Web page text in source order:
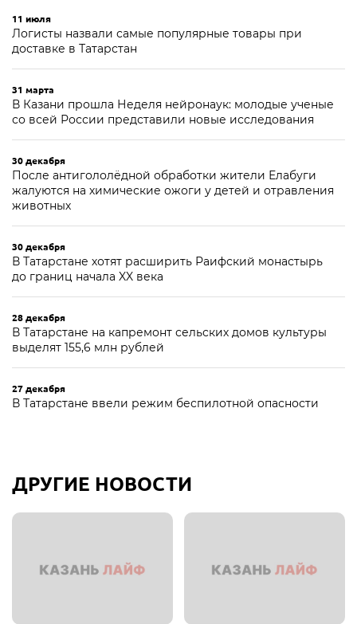
11 июля
Логисты назвали самые популярные товары при
доставке в Татарстан
31 марта
В Казани прошла Неделя нейронаук: молодые ученые
со всей России представили новые исследования
30 декабря
После антигололёдной обработки жители Елабуги
жалуются на химические ожоги у детей и отравления
животных
30 декабря
В Татарстане хотят расширить Раифский монастырь
до границ начала XX века
28 декабря
В Татарстане на капремонт сельских домов культуры
выделят 155,6 млн рублей
27 декабря
В Татарстане ввели режим беспилотной опасности
ДРУГИЕ НОВОСТИ